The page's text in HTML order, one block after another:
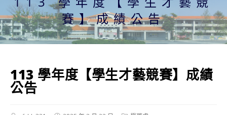
賽】成績公告
113 學年度【學生才藝競賽】成績
公告